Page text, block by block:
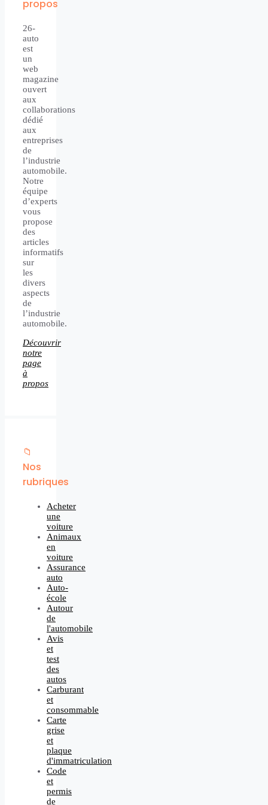
propos
26-
auto
est
un
web
magazine
ouvert
aux
collaborations
dédié
aux
entreprises
de
l’industrie
automobile.
Notre
équipe
d’experts
vous
propose
des
articles
informatifs
sur
les
divers
aspects
de
l’industrie
automobile.
Découvrir
notre
page
à
propos
📁
Nos
rubriques
Acheter
une
voiture
Animaux
en
voiture
Assurance
auto
Auto-
école
Autour
de
l'automobile
Avis
et
test
des
autos
Carburant
et
consommable
Carte
grise
et
plaque
d'immatriculation
Code
et
permis
de